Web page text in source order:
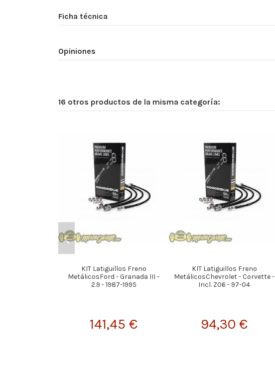
Ficha técnica
Opiniones
16 otros productos de la misma categoría:
KIT Latiguillos Freno
MetálicosFord - Granada III -
2.9 - 1987-1995
141,45 €
KIT Latiguillos Freno
MetálicosChevrolet - Corvette -
Incl. Z06 - 97-04
94,30 €